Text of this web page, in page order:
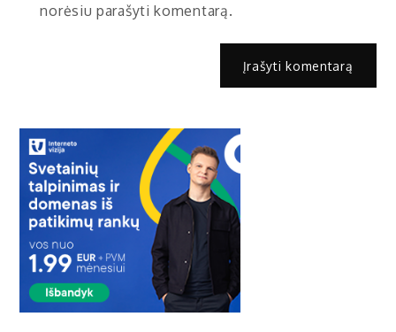
norėsiu parašyti komentarą.